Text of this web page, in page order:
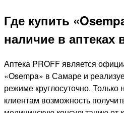
Где купить
наличие в аптеках
Аптека PROFF является
«Osempa» в Самаре и
режиме круглосуточно. Только
клиентам возможность